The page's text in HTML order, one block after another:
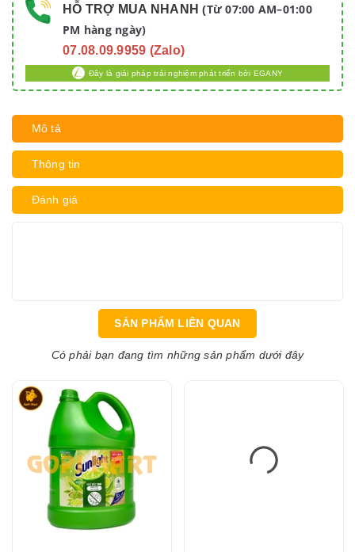
HỖ TRỢ MUA NHANH (Từ 07:00 AM–01:00
PM hàng ngày)
07.08.09.9959 (Zalo)
Đây là giải pháp trải nghiệm phát triển bởi EGANY
Mô tả
Thông tin
Đánh giá
SẢN PHẨM LIÊN QUAN
Có phải bạn đang tìm những sản phẩm dưới đây